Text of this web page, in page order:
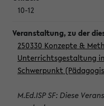
10-12
250330 Konzepte &
Unterrichtsgestaltung
Schwerpunkt
M.Ed.ISP SF: Diese